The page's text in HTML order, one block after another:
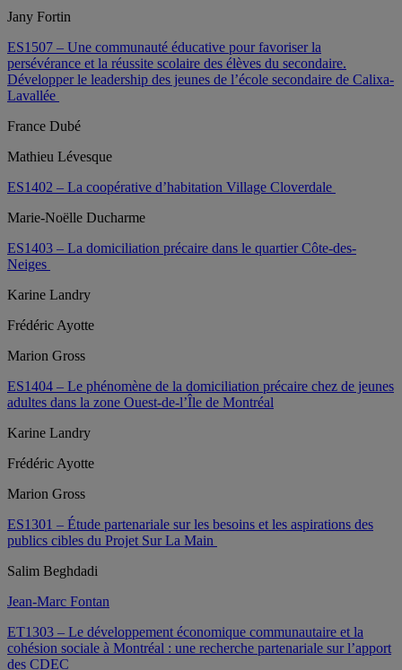
Jany Fortin
ES1507 – Une communauté éducative pour favoriser la
persévérance et la réussite scolaire des élèves du secondaire.
Développer le leadership des jeunes de l’école secondaire de Calixa-
Lavallée
France Dubé
Mathieu Lévesque
ES1402 – La coopérative d’habitation Village Cloverdale
Marie-Noëlle Ducharme
ES1403 – La domiciliation précaire dans le quartier Côte-des-
Neiges
Karine Landry
Frédéric Ayotte
Marion Gross
ES1404 – Le phénomène de la domiciliation précaire chez de jeunes
adultes dans la zone Ouest-de-l’Île de Montréal
Karine Landry
Frédéric Ayotte
Marion Gross
ES1301 – Étude partenariale sur les besoins et les aspirations des
publics cibles du Projet Sur La Main
Salim Beghdadi
Jean-Marc Fontan
ET1303 – Le développement économique communautaire et la
cohésion sociale à Montréal : une recherche partenariale sur l’apport
des CDEC